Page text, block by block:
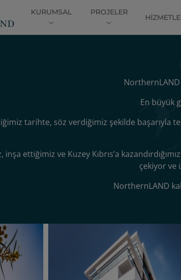
KURUMSAL PROJELER
NorthernLAND
En büyük
tarihte, söz verdiğimiz şekilde
inşa ettiğimiz ve Kuzey Kıbrıs’a
çekiyor ve
NorthernLAND